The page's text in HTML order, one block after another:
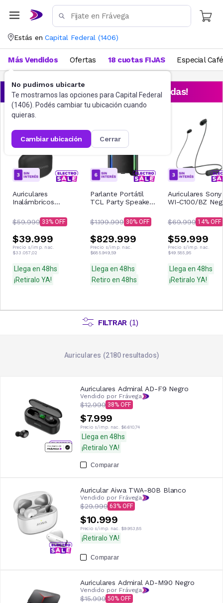
Estás en Capital Federal (1406)
No pudimos ubicarte
Te mostramos las opciones para Capital Federal
(1406). Podés cambiar tu ubicación cuando
quieras.
cambiar ubicación cerrar
Más Vendidos Ofertas 18 cuotas FIJAS Especial Café
¡Aprovechá las ofertas destacadas!
Auriculares
Inalámbricos
Negro
$59.999 33
$39.999
Precio s/imp. nac.
$33.057,02
Llega en 48hs
¡Retiralo YA!
Parlante Portátil
TCL Party Speaker
$1.199.999 30
$829.999
Precio s/imp. nac.
$685.949,59
Llega en 48hs
Retiro en 48hs
Auriculares Sony
WI-C100/BZ
$69.999 14
$59.999
Precio s/imp. nac.
$49.585,95
Llega en 48hs
¡Retiralo YA!
FILTRAR (1)
Auriculares 2180resultados
Auriculares Admiral AD-F9 Negro
Vendido por Frávega
$12.999 38
$7.999
Precio s/imp. nac. $6.610,74
Llega en 48hs
¡Retiralo YA!
Comparar
Auricular Aiwa TWA-80B Blanco
Vendido por Frávega
$29.999 63
$10.999
Precio s/imp. nac. $9.953,85
¡Retiralo YA!
Comparar
Auriculares Admiral AD-M90 Negro
Vendido por Frávega
$15.999 50